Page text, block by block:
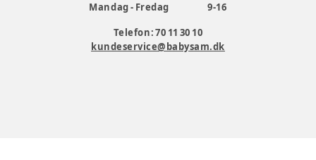
Mandag - Fredag
9-16
Telefon: 70 11 30 10
kundeservice@babysam.dk